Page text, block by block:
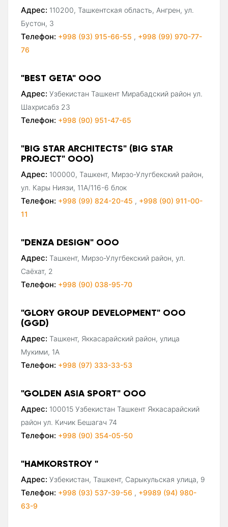
Адрес: 110200, Ташкентская область, Ангрен, ул.
Бустон, 3
Телефон: +998 (93) 915-66-55 , +998 (99) 970-77-
76
"BEST GETA" ООО
Адрес: Узбекистан Ташкент Мирабадский район ул.
Шахрисабз 23
Телефон: +998 (90) 951-47-65
"BIG STAR ARCHITECTS" (BIG STAR
PROJECT" ООО)
Адрес: 100000, Ташкент, Мирзо-Улугбекский район,
ул. Кары Ниязи, 11А/116-6 блок
Телефон: +998 (99) 824-20-45 , +998 (90) 911-00-
11
"DENZA DESIGN" ООО
Адрес: Ташкент, Мирзо-Улугбекский район, ул.
Саёхат, 2
Телефон: +998 (90) 038-95-70
"GLORY GROUP DEVELOPMENT" ООО
(GGD)
Адрес: Ташкент, Яккасарайский район, улица
Мукими, 1А
Телефон: +998 (97) 333-33-53
"GOLDEN ASIA SPORT" ООО
Адрес: 100015 Узбекистан Ташкент Яккасарайский
район ул. Кичик Бешагач 74
Телефон: +998 (90) 354-05-50
"HAMKORSTROY "
Адрес: Узбекистан, Ташкент, Сарыкульская улица, 9
Телефон: +998 (93) 537-39-56 , +9989 (94) 980-
63-9